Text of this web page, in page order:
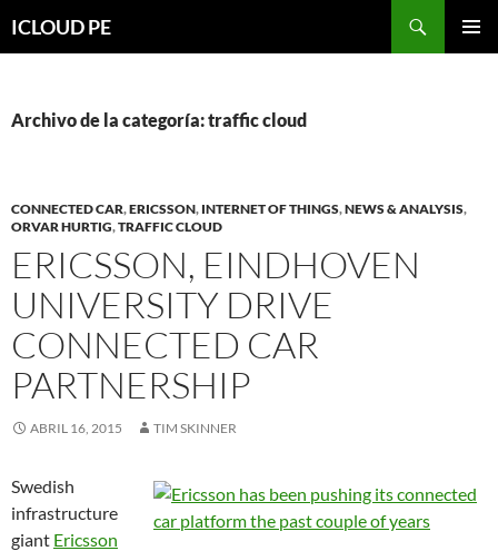
hacia
ICLOUD PE
Archivo de la categoría: traffic cloud
CONNECTED CAR,ERICSSON, INTERNET OF THINGS,NEWS & ANALYSIS,
ORVAR HURTIG,TRAFFIC CLOUD
ERICSSON, EINDHOVEN
UNIVERSITY DRIVE
CONNECTED CAR
PARTNERSHIP
ABRIL 16, 2015 TIM SKINNER
Swedish
infrastructure
giant Ericsson